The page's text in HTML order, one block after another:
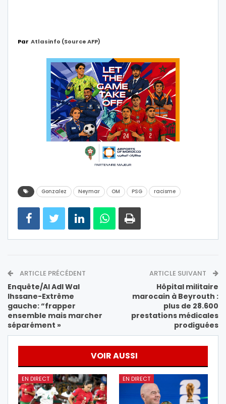
Par Atlasinfo (source AFP)
Gonzalez Neymar OM PSG racisme
ARTICLE PRÉCÉDENT
Enquête/Al Adl Wal
Ihssane-Extrême
gauche: “frapper
ensemble mais marcher
séparément »
ARTICLE SUIVANT
Hôpital militaire
marocain à Beyrouth :
plus de 28.600
prestations médicales
prodiguées
VOIR AUSSI
EN DIRECT EN DIRECT